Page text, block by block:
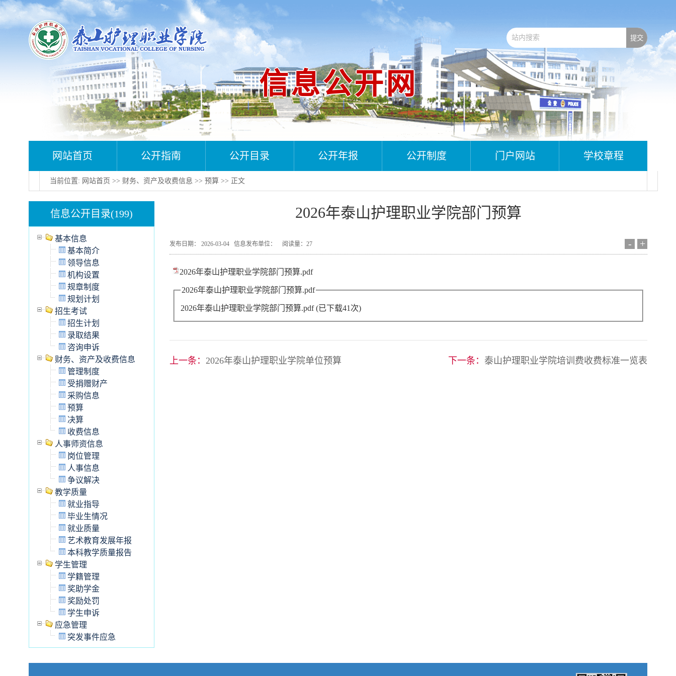
信息公开网
网站首页 公开指南 公开目录 公开年报 公开制度 门户网站 学校章程
当前位置: 网站首页 >> 财务、资产及收费信息 >> 预算 >> 正文
信息公开目录(199)
基本信息
基本简介
领导信息
机构设置
规章制度
规划计划
招生考试
招生计划
录取结果
咨询申诉
财务、资产及收费信息
管理制度
受捐赠财产
采购信息
预算
决算
收费信息
人事师资信息
岗位管理
人事信息
争议解决
教学质量
就业指导
毕业生情况
就业质量
艺术教育发展年报
本科教学质量报告
学生管理
学籍管理
奖助学金
奖励处罚
学生申诉
应急管理
突发事件应急
2026年泰山护理职业学院部门预算
发布日期： 2026-03-04 信息发布单位： 阅读量： 27 - +
2026年泰山护理职业学院部门预算.pdf
2026年泰山护理职业学院部门预算.pdf
2026年泰山护理职业学院部门预算.pdf(已下载41 次)
上一条： 2026年泰山护理职业学院单位预算 下一条： 泰山护理职业学院培训费收费标准一览表